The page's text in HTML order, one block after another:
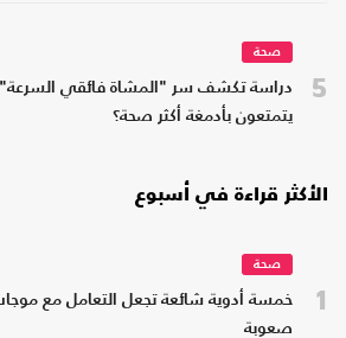
5
صحة
دراسة تكشف سر "المشاة فائقي السرعة"..
يتمتعون بأدمغة أكثر صحة؟
الأكثر قراءة في أسبوع
1
صحة
خمسة أدوية شائعة تجعل التعامل مع موجات
صعوبة